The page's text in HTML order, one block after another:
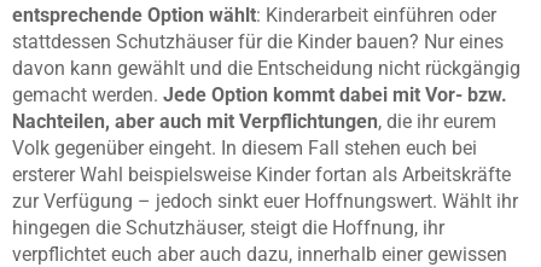
entsprechende Option wählt: Kinderarbeit einführen oder
stattdessen Schutzhäuser für die Kinder bauen? Nur eines
davon kann gewählt und die Entscheidung nicht rückgängig
gemacht werden. Jede Option kommt dabei mit Vor- bzw.
Nachteilen, aber auch mit Verpflichtungen, die ihr eurem
Volk gegenüber eingeht. In diesem Fall stehen euch bei
ersterer Wahl beispielsweise Kinder fortan als Arbeitskräfte
zur Verfügung – jedoch sinkt euer Hoffnungswert. Wählt ihr
hingegen die Schutzhäuser, steigt die Hoffnung, ihr
verpflichtet euch aber auch dazu, innerhalb einer gewissen